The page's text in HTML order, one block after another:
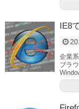
IE8
企業
ブラ